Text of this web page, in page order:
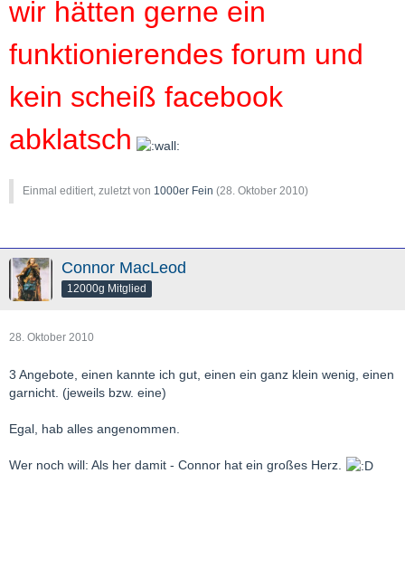
wir hätten gerne ein
funktionierendes forum und
kein scheiß facebook
abklatsch
Einmal editiert, zuletzt von 1000er Fein (28. Oktober 2010)
Connor MacLeod
12000g Mitglied
28. Oktober 2010
3 Angebote, einen kannte ich gut, einen ein ganz klein wenig, einen
garnicht. (jeweils bzw. eine)
Egal, hab alles angenommen.
Wer noch will: Als her damit - Connor hat ein großes Herz.